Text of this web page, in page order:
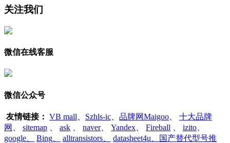
关注我们
微信在线客服
微信公众号
友情链接： VB mall Szhls-ic 品牌网Maigoo
十大品牌
网
sitemap ask naver、 Yandex Fireball izito
google
Bing alltransistors
datasheet4u、国产替代型号推